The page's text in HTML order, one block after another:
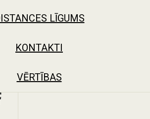
LĪGUMS
KONTAKTI
VĒRTĪBAS